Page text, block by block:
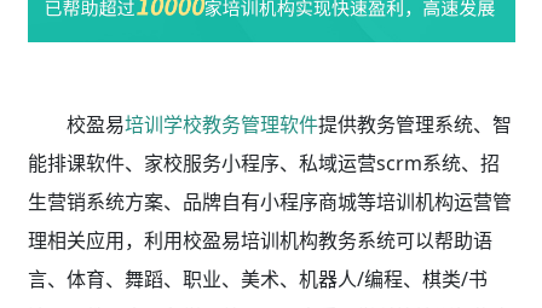
校盈易培训学校教务管理软件提供教务管理系统、智
能排课软件、家校服务小程序、私域运营scrm系统、招
生营销系统方案、品牌自有小程序商城等培训机构运营管
理相关应用，利用校盈易培训机构教务系统可以帮助语
言、体育、舞蹈、职业、美术、机器人/编程、棋类/书